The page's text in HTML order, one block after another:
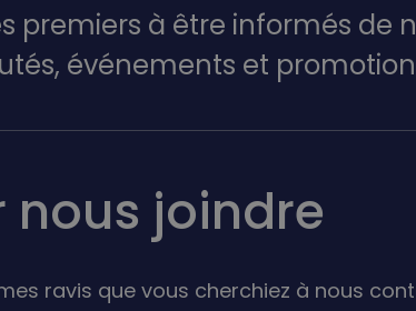
premiers à être informés de
événements et
nous joindre
ravis que vous cherchiez à nous